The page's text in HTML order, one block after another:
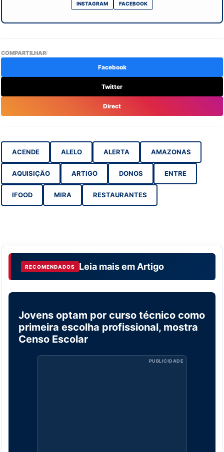
INSTAGRAM FACEBOOK
COMPARTILHAR:
Facebook
Twitter
Direct
ACENDE ALELO ALERTA AMAZONAS
AQUISIÇÃO ARTIGO DONOS ENTRE
IFOOD MIRA RESTAURANTES
RECOMENDADOS Leia mais em Artigo
ARTIGO
Jovens optam por curso técnico como
primeira escolha profissional, mostra
Censo Escolar
PUBLICIDADE